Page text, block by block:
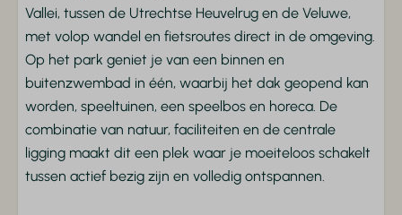
Kledingkast
Eenpersoonsbedden
Verwarming & Verkoeling
Centrale verwarming
Buiten
Vallei, tussen de Utrechtse Heuvelrug en de Veluwe,
met volop wandel en fietsroutes direct in de omgeving.
Op het park geniet je van een binnen en
buitenzwembad in één, waarbij het dak geopend kan
worden, speeltuinen, een speelbos en horeca. De
combinatie van natuur, faciliteiten en de centrale
ligging maakt dit een plek waar je moeiteloos schakelt
tussen actief bezig zijn en volledig ontspannen.